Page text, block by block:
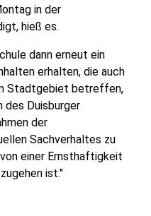
in der
hieß es.
dann erneut ein
erhalten, die auch
Stadtgebiet betreffen,
des Duisburger
der
Sachverhaltes zu
einer Ernsthaftigkeit
ist."